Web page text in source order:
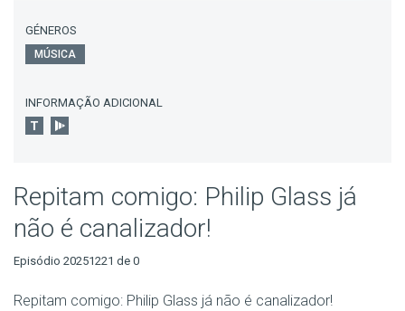
GÉNEROS
MÚSICA
INFORMAÇÃO ADICIONAL
Repitam comigo: Philip Glass já
não é canalizador!
Episódio 20251221 de 0
Repitam comigo: Philip Glass já não é canalizador!